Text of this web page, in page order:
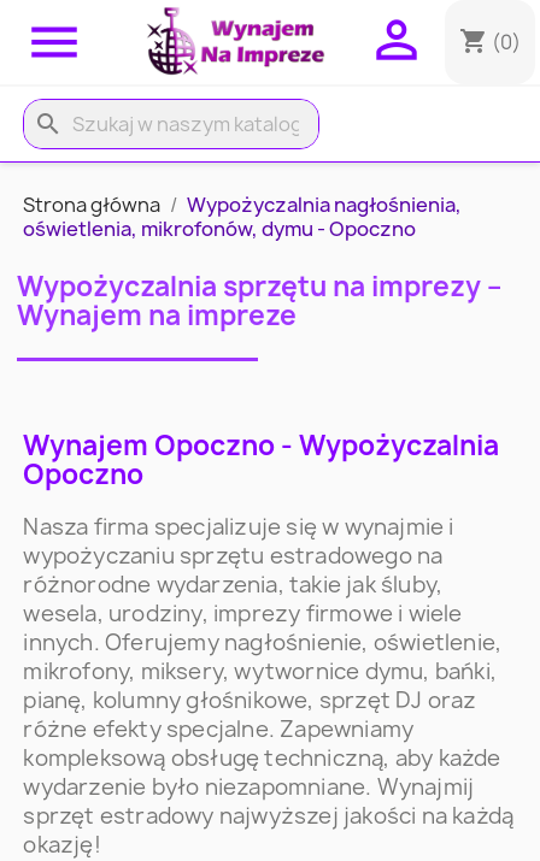
 shopping_cart (0)

search
Strona główna
Wypożyczalnia nagłośnienia,
oświetlenia, mikrofonów, dymu - Opoczno
Wypożyczalnia sprzętu na imprezy –
Wynajem na impreze
Wynajem Opoczno - Wypożyczalnia
Opoczno
Nasza firma specjalizuje się w wynajmie i
wypożyczaniu sprzętu estradowego na
różnorodne wydarzenia, takie jak śluby,
wesela, urodziny, imprezy firmowe i wiele
innych. Oferujemy nagłośnienie, oświetlenie,
mikrofony, miksery, wytwornice dymu, bańki,
pianę, kolumny głośnikowe, sprzęt DJ oraz
różne efekty specjalne. Zapewniamy
kompleksową obsługę techniczną, aby każde
wydarzenie było niezapomniane. Wynajmij
sprzęt estradowy najwyższej jakości na każdą
okazję!